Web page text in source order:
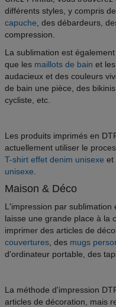
différents styles, y compris
capuche , des débardeurs,
compression.
La sublimation est
que les maillots de bain et les
audacieux et des couleurs
de bain une pièce, des
cycliste, etc.
Les produits imprimés en
actuellement utiliser le
T-shirt effet denim unisexe et
unisexe
Maison & Déco
L'impression par sublimation
laisse une grande place à la
imprimer des articles de
couvertures , des mugs
d'ordinateur portable, des
La méthode d'impression
articles de décoration, mais